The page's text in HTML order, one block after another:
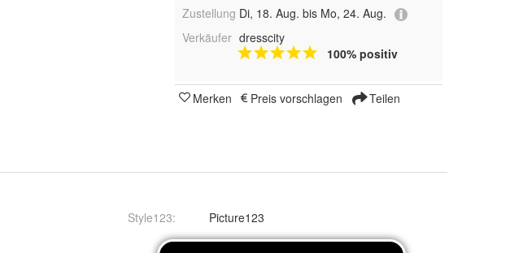
Zustellung Di, 18. Aug. bis Mo, 24. Aug.
Verkäufer dresscity
100% positiv
Merken Preis vorschlagen Teilen
Style123: Picture123